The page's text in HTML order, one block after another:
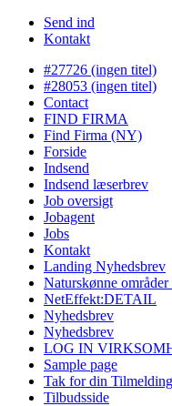
Send ind
Kontakt
#27726 (ingen titel)
#28053 (ingen titel)
Contact
FIND FIRMA
Find Firma (NY)
Forside
Indsend
Indsend læserbrev
Job oversigt
Jobagent
Jobs
Kontakt
Landing Nyhedsbrev
Naturskønne
NetEffekt:DETAIL
Nyhedsbrev
Nyhedsbrev
LOG IN
Sample page
Tak for din Tilmelding
Tilbudsside